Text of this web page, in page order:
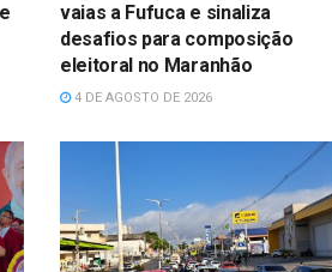
vaias a Fufuca e sinaliza
desafios para composição
eleitoral no Maranhão
4 DE AGOSTO DE 2026